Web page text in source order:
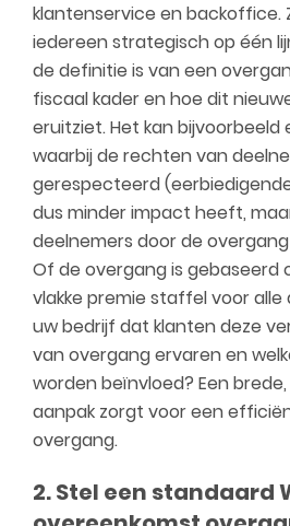
klantenservice en backoffice.
iedereen strategisch op één
de definitie is van een
fiscaal kader en hoe dit
eruitziet. Het kan bijvoorbeeld
waarbij de rechten van
gerespecteerd
dus minder impact heeft,
deelnemers door de
Of de overgang is gebaseerd
vlakke premie staffel voor alle
uw bedrijf dat klanten deze
van overgang ervaren en
worden beïnvloed? Een
aanpak zorgt voor een
overgang.
2. Stel een standaard